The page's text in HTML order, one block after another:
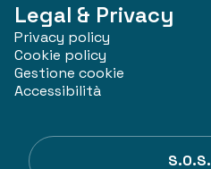
Legal & Privacy
Privacy policy
Cookie policy
Gestione cookie
Accessibilità
S.O.S.